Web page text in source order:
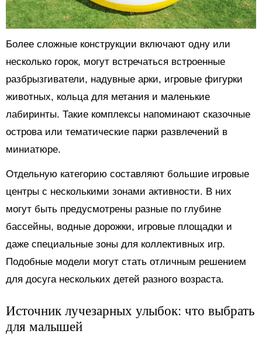
Более сложные конструкции включают одну или
несколько горок, могут встречаться встроенные
разбрызгиватели, надувные арки, игровые фигурки
животных, кольца для метания и маленькие
лабиринты. Такие комплексы напоминают сказочные
острова или тематические парки развлечений в
миниатюре.
Отдельную категорию составляют большие игровые
центры с несколькими зонами активности. В них
могут быть предусмотрены разные по глубине
бассейны, водные дорожки, игровые площадки и
даже специальные зоны для коллективных игр.
Подобные модели могут стать отличным решением
для досуга нескольких детей разного возраста.
Источник лучезарных улыбок: что выбрать
для малышей